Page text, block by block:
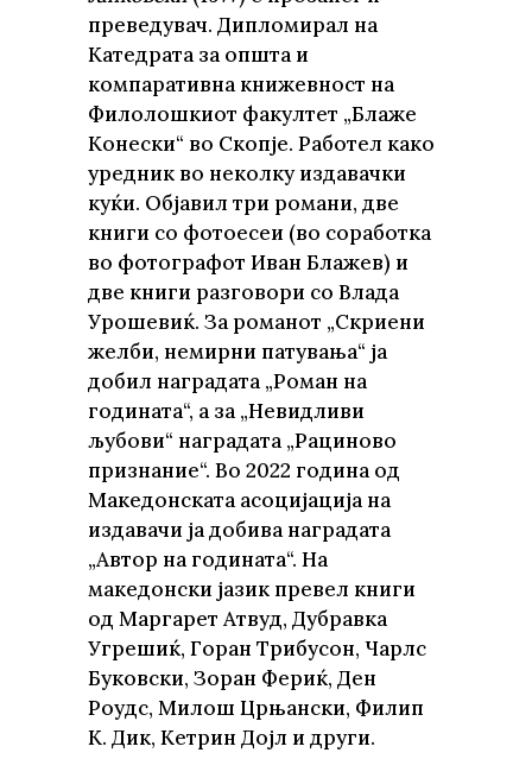
преведувач. Дипломирал на
Катедрата за општа и
компаративна книжевност на
Филолошкиот факултет „Блаже
Конески“ во Скопје. Работел како
уредник во неколку издавачки
куќи. Објавил три романи, две
книги со фотоесеи (во соработка
во фотографот Иван Блажев) и
две книги разговори со Влада
Урошевиќ. За романот „Скриени
желби, немирни патувања“ ја
добил наградата „Роман на
годината“, а за „Невидливи
љубови“ наградата „Рациново
признание“. Во 2022 година од
Македонската асоцијација на
издавачи ја добива наградата
„Автор на годината“. На
македонски јазик превел книги
од Маргарет Атвуд, Дубравка
Угрешиќ, Горан Трибусон, Чарлс
Буковски, Зоран Фериќ, Ден
Роудс, Милош Црњански, Филип
К. Дик, Кетрин Дојл и други.